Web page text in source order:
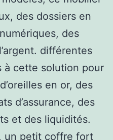
des dossiers en
des
différentes
à cette solution pour
en or, des
d’assurance, des
et des liquidités.
un petit coffre fort